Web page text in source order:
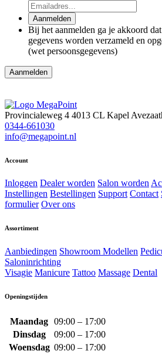
Aanmelden
Bij het aanmelden ga je akkoord
gegevens worden verzameld en
(wet persoonsgegevens)
Provincialeweg 4 4013 CL Kapel
0344-661030
info@megapoint.nl
Account
Inloggen Dealer worden Salon worden
Instellingen Bestellingen Support Contact
formulier Over ons
Assortiment
Aanbiedingen Showroom Modellen
Saloninrichting
Visagie Manicure Tattoo Massage Dental
Openingstijden
Maandag 09:00 – 17:00
Dinsdag
09:00 – 17:00
Woensdag 09:00 – 17:00